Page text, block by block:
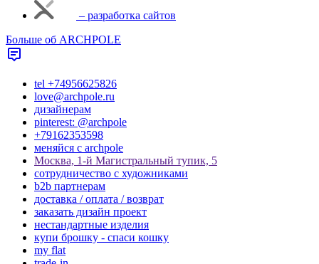
– разработка сайтов
Больше об ARCHPOLE
tel +74956625826
love@archpole.ru
дизайнерам
pinterest: @archpole
+79162353598
меняйся с аrchpole
Москва, 1-й Магистральный тупик, 5
cотрудничество с художниками
b2b партнерам
доставка / оплата / возврат
заказать дизайн проект
нестандартные изделия
купи брошку - спаси кошку
my flat